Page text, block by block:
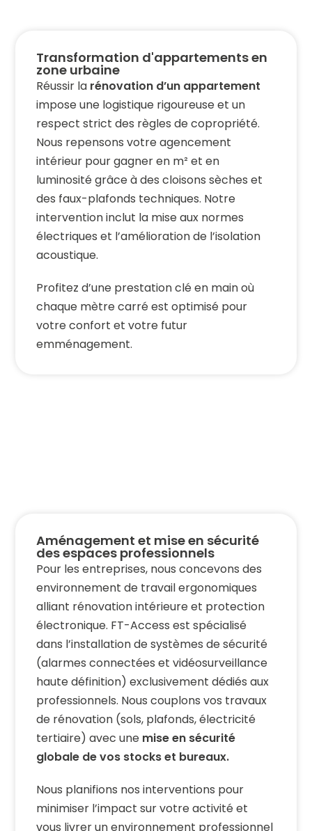
Transformation d'appartements en
zone urbaine
Réussir la rénovation d’un appartement
impose une logistique rigoureuse et un
respect strict des règles de copropriété.
Nous repensons votre agencement
intérieur pour gagner en m² et en
luminosité grâce à des cloisons sèches et
des faux-plafonds techniques. Notre
intervention inclut la mise aux normes
électriques et l’amélioration de l’isolation
acoustique.
Profitez d’une prestation clé en main où
chaque mètre carré est optimisé pour
votre confort et votre futur
emménagement.
Aménagement et mise en sécurité
des espaces professionnels
Pour les entreprises, nous concevons des
environnement de travail ergonomiques
alliant rénovation intérieure et protection
électronique. FT-Access est spécialisé
dans l’installation de systèmes de sécurité
(alarmes connectées et vidéosurveillance
haute définition) exclusivement dédiés aux
professionnels. Nous couplons vos travaux
de rénovation (sols, plafonds, électricité
tertiaire) avec une mise en sécurité
globale de vos stocks et bureaux.
Nous planifions nos interventions pour
minimiser l’impact sur votre activité et
vous livrer un environnement professionnel